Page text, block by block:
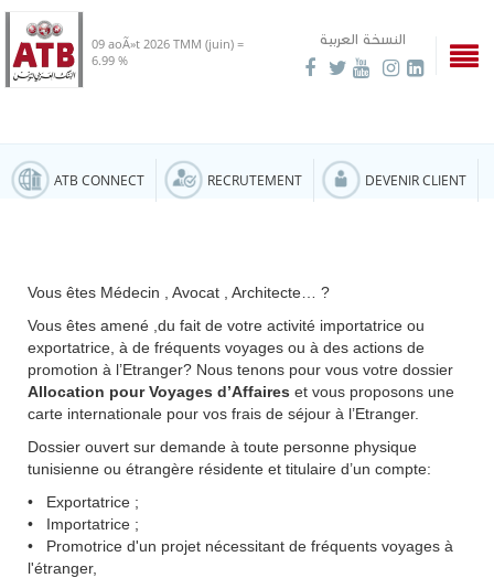
النسخة العربية 09 aoÃ»t 2026 TMM (juin) =
6.99 %
ATB CONNECT RECRUTEMENT DEVENIR CLIENT
Vous êtes Médecin , Avocat , Architecte… ?
Vous êtes amené ,du fait de votre activité importatrice ou
exportatrice, à de fréquents voyages ou à des actions de
promotion à l’Etranger? Nous tenons pour vous votre dossier
Allocation pour Voyages d’Affaires et vous proposons une
carte internationale pour vos frais de séjour à l’Etranger.
Dossier ouvert sur demande à toute personne physique
tunisienne ou étrangère résidente et titulaire d’un compte:
• Exportatrice ;
• Importatrice ;
• Promotrice d'un projet nécessitant de fréquents voyages à
l'étranger,